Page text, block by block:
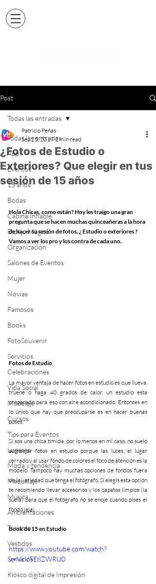
Post
Todas las entradas
App
Eventos
15 años
Bodas
Cabina Inflable
Espejo Mágico
Organización
Salones de Eventos
Mujer
Novias
Famosos
Books
FotoSouvenir
Servicios
Celebraciones
Vida Social
Modelaje
Cursos
Tips para Eventos
Lugares
Moda y tendencia
Maquillaje
Música
Ambientaciones
Turismo
Vestidos
Servicios
Kiosco digital de Impresión
Todas las entradas
¿Fotos de Estudio o
Exteriores? Que elegir en tus
sesión de 15 años
Patricio Peñas
Sep 25, 2017 2 min read
Hola Chicas, como están? Hoy les traigo una gran
pregunta que se hacen muchas quinceañeras a la hora
de hacer su sesión de fotos. ¿ Estudio o exteriores ?
Vamos a ver los pro y los contra de cada uno.
Fotos de Estudio
La mayor ventaja de hacer fotos en estudio es que llueva,
truene o haga 40 grados de calor, un estudio esta
preparado para eso con aire acondicionado. Entonces en
lo único que hay que preocuparse es en hacer buenas
poses.
Si sos una chica tímida, por lo menos en mi caso, no suelo
aconsejar fotos en estudio porque las luces, el lugar
cerrado y al usar fondo de colores el foco de atención es la
modelo. Tampoco hay muchas opciones de fondos fuera
de la variedad que tenga el fotógrafo. Si elegís esta opción
te recomiendo llevar accesorios y los zapatos limpios (la
suela) para que el fotógrafo no se enoje cuando pises el
fondo jajaj.
Book de 15 en Estudio
https://www.youtube.com/watch?
v=NkV5E8ZWRU0